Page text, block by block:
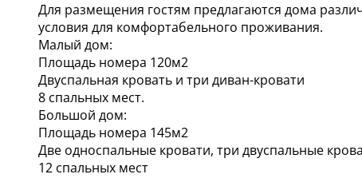
Для размещения гостям предлагаются дома
условия для комфортабельного проживания.
Малый дом:
Площадь номера 120м2
Двуспальная кровать и три диван-кровати
8 спальных мест.
Большой дом:
Площадь номера 145м2
Две односпальные кровати, три двуспальные
12 спальных мест